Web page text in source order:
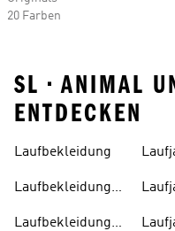
20 Farben
SL • ANIMAL
ENTDECKEN
Laufbekleidung
Laufbekleidung
Laufbekleidung